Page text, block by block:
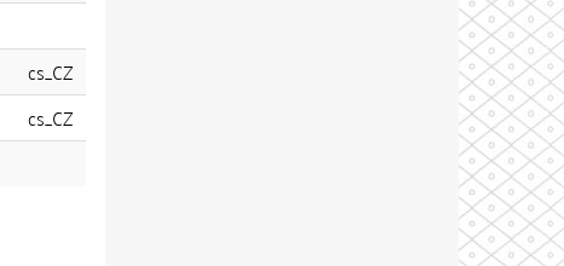
cs_CZ
cs_CZ